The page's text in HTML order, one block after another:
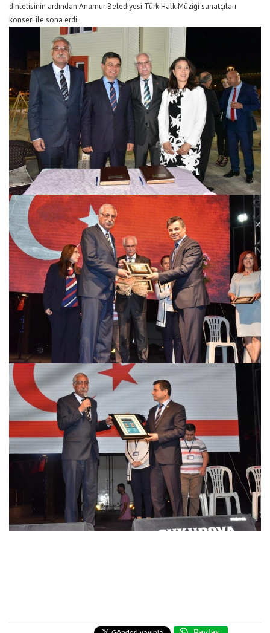
dinletisinin ardından Anamur Belediyesi Türk Halk Müziği sanatçıları
konseri ile sona erdi.